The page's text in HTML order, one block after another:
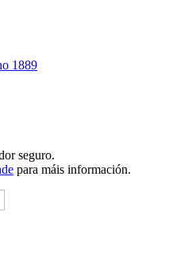
1889
seguro.
para máis información.